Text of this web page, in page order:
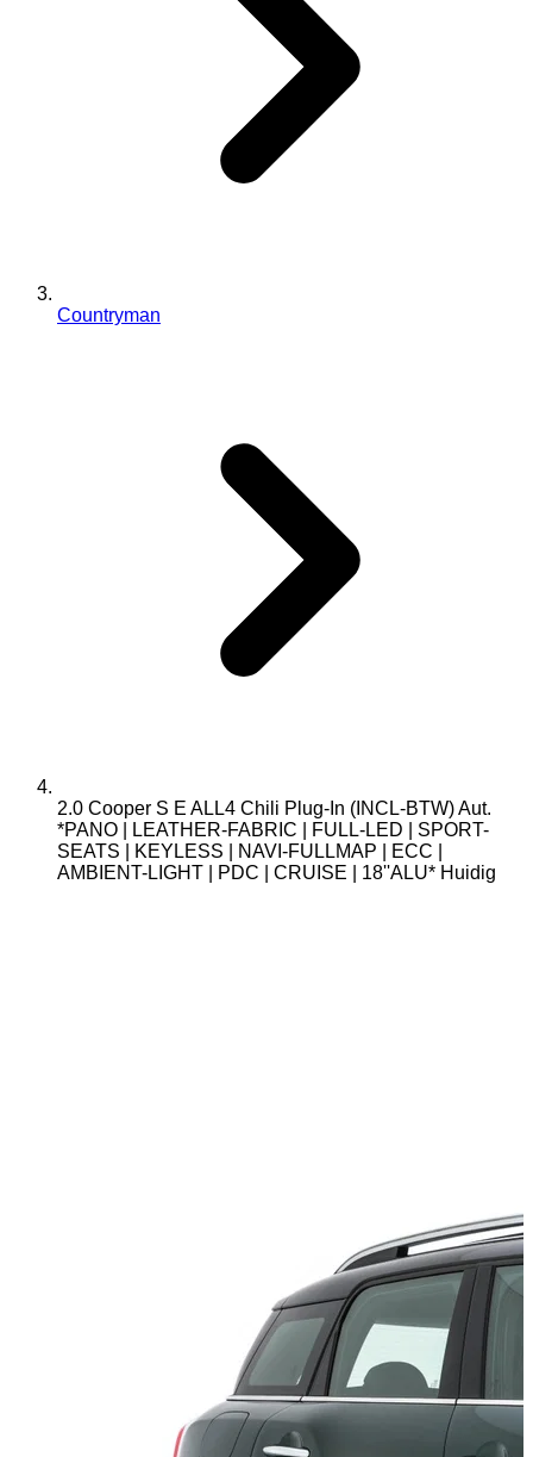
Countryman
2.0 Cooper S E ALL4 Chili Plug-In (INCL-BTW) Aut.
*PANO | LEATHER-FABRIC | FULL-LED | SPORT-
SEATS | KEYLESS | NAVI-FULLMAP | ECC |
AMBIENT-LIGHT | PDC | CRUISE | 18''ALU* Huidig